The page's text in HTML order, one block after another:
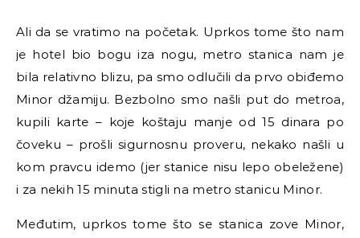
Ali da se vratimo na početak. Uprkos tome što nam
je hotel bio bogu iza nogu, metro stanica nam je
bila relativno blizu, pa smo odlučili da prvo obiđemo
Minor džamiju. Bezbolno smo našli put do metroa,
kupili karte – koje koštaju manje od 15 dinara po
čoveku – prošli sigurnosnu proveru, nekako našli u
kom pravcu idemo (jer stanice nisu lepo obeležene)
i za nekih 15 minuta stigli na metro stanicu Minor.
Međutim, uprkos tome što se stanica zove Minor,